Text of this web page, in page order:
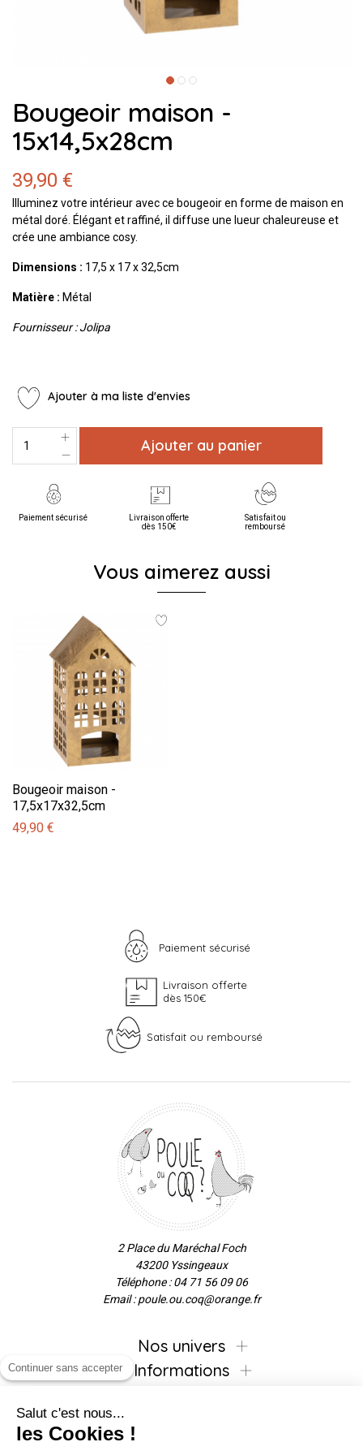
Bougeoir maison -
15x14,5x28cm
39,90 €
Illuminez votre intérieur avec ce bougeoir en forme de maison en
métal doré. Élégant et raffiné, il diffuse une lueur chaleureuse et
crée une ambiance cosy.
Dimensions : 17,5 x 17 x 32,5cm
Matière : Métal
Fournisseur : Jolipa
Ajouter à ma liste d'envies
Ajouter au panier
Paiement sécurisé
Livraison offerte
dès 150€
Satisfait ou
remboursé
Vous aimerez aussi
Bougeoir maison -
17,5x17x32,5cm
49,90 €
Paiement sécurisé
Livraison offerte
dès 150€
Satisfait ou remboursé
2 Place du Maréchal Foch
43200 Yssingeaux
Téléphone : 04 71 56 09 06
Email : poule.ou.coq@orange.fr
Nos univers
Informations
Inscrivez-vous à la newsletter !
Continuer sans accepter
Salut c'est nous...
les Cookies !